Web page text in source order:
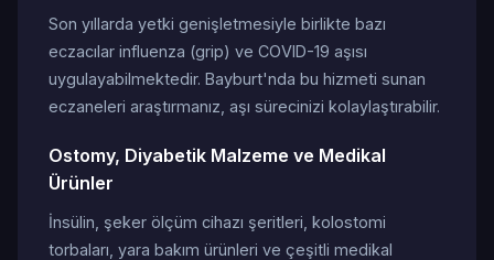
Son yıllarda yetki genişletmesiyle birlikte bazı
eczacılar influenza (grip) ve COVID-19 aşısı
uygulayabilmektedir. Bayburt'nda bu hizmeti sunan
eczaneleri araştırmanız, aşı sürecinizi kolaylaştırabilir.
Ostomy, Diyabetik Malzeme ve Medikal
Ürünler
İnsülin, şeker ölçüm cihazı şeritleri, kolostomi
torbaları, yara bakım ürünleri ve çeşitli medikal